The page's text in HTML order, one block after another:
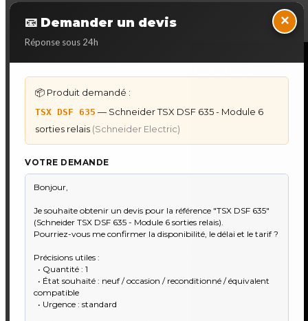
📧 Demander un devis
Réponse sous 24h
×
📦 Produit demandé :
TSX DSF 635 — Schneider TSX DSF 635 - Module 6
sorties relais (Schneider Electric)
VOTRE DEMANDE
Back to Top
DÉPANNAGE AUTOMATES
Dépannage Schneider Modicon
Dépannage Mitsubishi Melsec
Dépannage ABB AC500
IHM & PUPITRES
IHM Lauer PCS — Récupération Programme
IHM Lauer GAME & PCS — Programme
Maintenance Automatisme Industriel
Recherche & Sourcing piéce rare
Toulouse & Sud-Ouest